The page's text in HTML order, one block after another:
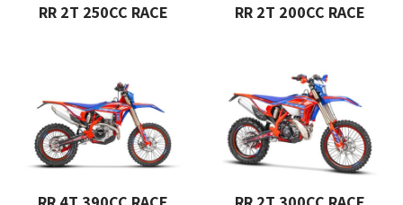
RR 2T 200CC RACE
RR 2T 250CC RACE